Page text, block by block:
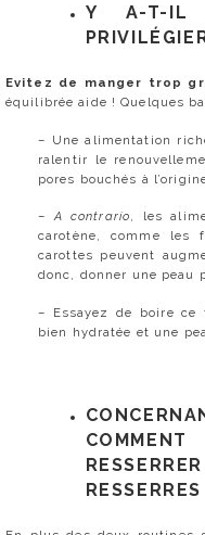
Y A-T-IL
Evitez de manger trop
équilibrée aide ! Quelques
– Une alimentation
ralentir le
pores bouchés à
–A contrario, les
carotène, comme les
carottes peuvent
donc, donner une peau
– Essayez de boire ce
bien hydratée et une